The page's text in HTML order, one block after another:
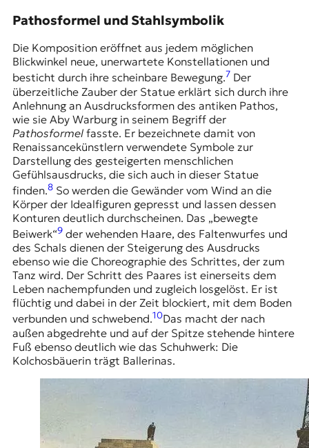
Pathosformel und Stahlsymbolik
Die Komposition eröffnet aus jedem möglichen
Blickwinkel neue, unerwartete Konstellationen und
besticht durch ihre scheinbare Bewegung.7 Der
überzeitliche Zauber der Statue erklärt sich durch ihre
Anlehnung an Ausdrucksformen des antiken Pathos,
wie sie Aby Warburg in seinem Begriff der
Pathosformel fasste. Er bezeichnete damit von
Renaissancekünstlern verwendete Symbole zur
Darstellung des gesteigerten menschlichen
Gefühlsausdrucks, die sich auch in dieser Statue
finden.8So werden die Gewänder vom Wind an die
Körper der Idealfiguren gepresst und lassen dessen
Konturen deutlich durchscheinen. Das „bewegte
Beiwerk“9der wehenden Haare, des Faltenwurfes und
des Schals dienen der Steigerung des Ausdrucks
ebenso wie die Choreographie des Schrittes, der zum
Tanz wird. Der Schritt des Paares ist einerseits dem
Leben nachempfunden und zugleich losgelöst. Er ist
flüchtig und dabei in der Zeit blockiert, mit dem Boden
verbunden und schwebend.10Das macht der nach
außen abgedrehte und auf der Spitze stehende hintere
Fuß ebenso deutlich wie das Schuhwerk: Die
Kolchosbäuerin trägt Ballerinas.